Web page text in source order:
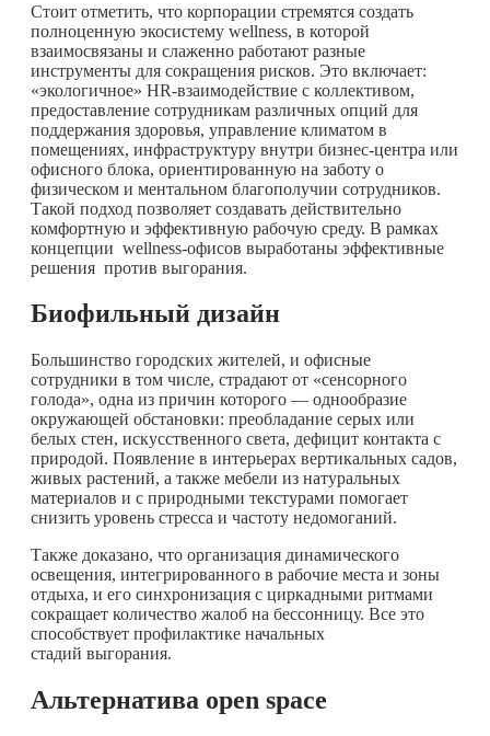
Стоит отметить, что корпорации стремятся создать
полноценную экосистему wellness, в которой
взаимосвязаны и слаженно работают разные
инструменты для сокращения рисков. Это включает:
«экологичное» HR-взаимодействие с коллективом,
предоставление сотрудникам различных опций для
поддержания здоровья, управление климатом в
помещениях, инфраструктуру внутри бизнес-центра или
офисного блока, ориентированную на заботу о
физическом и ментальном благополучии сотрудников.
Такой подход позволяет создавать действительно
комфортную и эффективную рабочую среду. В рамках
концепции wellness-офисов выработаны эффективные
решения против выгорания.
Биофильный дизайн
Большинство городских жителей, и офисные
сотрудники в том числе, страдают от «сенсорного
голода», одна из причин которого — однообразие
окружающей обстановки: преобладание серых или
белых стен, искусственного света, дефицит контакта с
природой. Появление в интерьерах вертикальных садов,
живых растений, а также мебели из натуральных
материалов и с природными текстурами помогает
снизить уровень стресса и частоту недомоганий.
Также доказано, что организация динамического
освещения, интегрированного в рабочие места и зоны
отдыха, и его синхронизация с циркадными ритмами
сокращает количество жалоб на бессонницу. Все это
способствует профилактике начальных
стадий выгорания.
Альтернатива open space